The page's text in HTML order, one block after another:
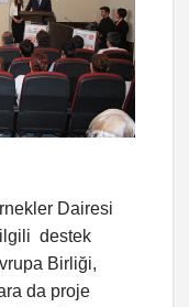
Dairesi
ilgili destek
Birliği,
da proje